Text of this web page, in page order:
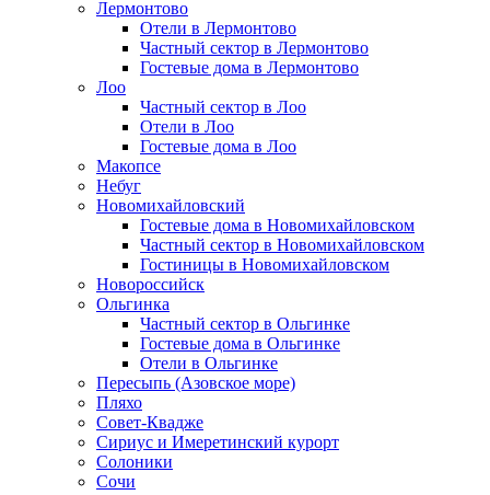
Лермонтово
Отели в Лермонтово
Частный сектор в Лермонтово
Гостевые дома в Лермонтово
Лоо
Частный сектор в Лоо
Отели в Лоо
Гостевые дома в Лоо
Макопсе
Небуг
Новомихайловский
Гостевые дома в Новомихайловском
Частный сектор в Новомихайловском
Гостиницы в Новомихайловском
Новороссийск
Ольгинка
Частный сектор в Ольгинке
Гостевые дома в Ольгинке
Отели в Ольгинке
Пересыпь (Азовское море)
Пляхо
Совет-Квадже
Сириус и Имеретинский курорт
Солоники
Сочи